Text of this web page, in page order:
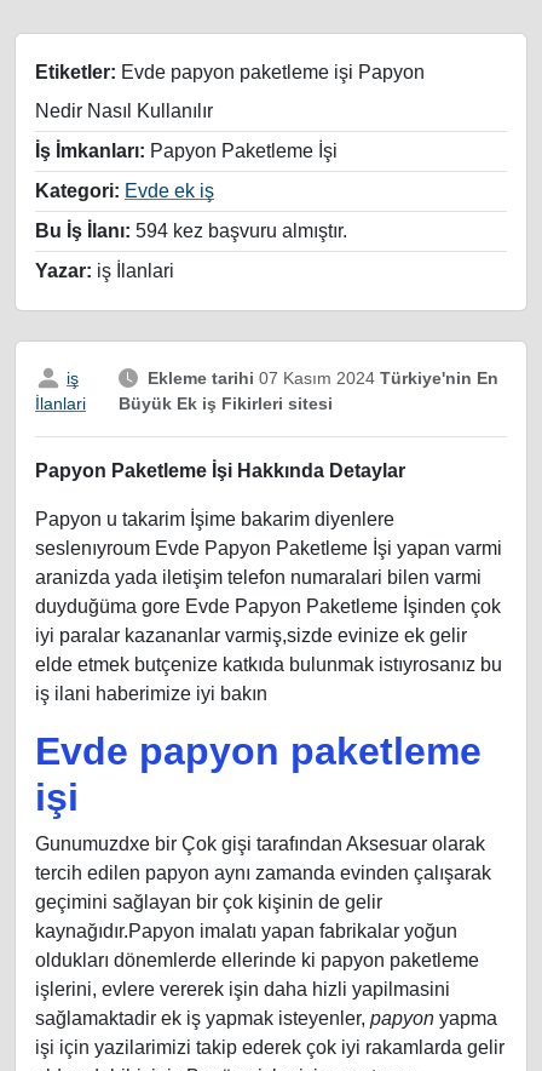
Etiketler: Evde papyon paketleme işi Papyon
Nedir Nasıl Kullanılır
İş İmkanları: Papyon Paketleme İşi
Kategori: Evde ek iş
Bu İş İlanı: 594 kez başvuru almıştır.
Yazar: iş İlanlari
iş
İlanlari
Ekleme tarihi 07 Kasım 2024 Türkiye'nin En
Büyük Ek iş Fikirleri sitesi
Papyon Paketleme İşi Hakkında Detaylar
Papyon u takarim İşime bakarim diyenlere
seslenıyroum Evde Papyon Paketleme İşi yapan varmi
aranizda yada iletişim telefon numaralari bilen varmi
duyduğüma gore Evde Papyon Paketleme İşinden çok
iyi paralar kazananlar varmiş,sizde evinize ek gelir
elde etmek butçenize katkıda bulunmak istıyrosanız bu
iş ilani haberimize iyi bakın
Evde papyon paketleme
işi
Gunumuzdxe bir Çok gişi tarafından Aksesuar olarak
tercih edilen papyon aynı zamanda evinden çalışarak
geçimini sağlayan bir çok kişinin de gelir
kaynağıdır.Papyon imalatı yapan fabrikalar yoğun
oldukları dönemlerde ellerinde ki papyon paketleme
işlerini, evlere vererek işin daha hizli yapilmasini
sağlamaktadir ek iş yapmak isteyenler, papyon yapma
işi için yazilarimizi takip ederek çok iyi rakamlarda gelir